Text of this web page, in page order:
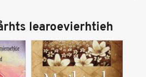
learoevierhtieh